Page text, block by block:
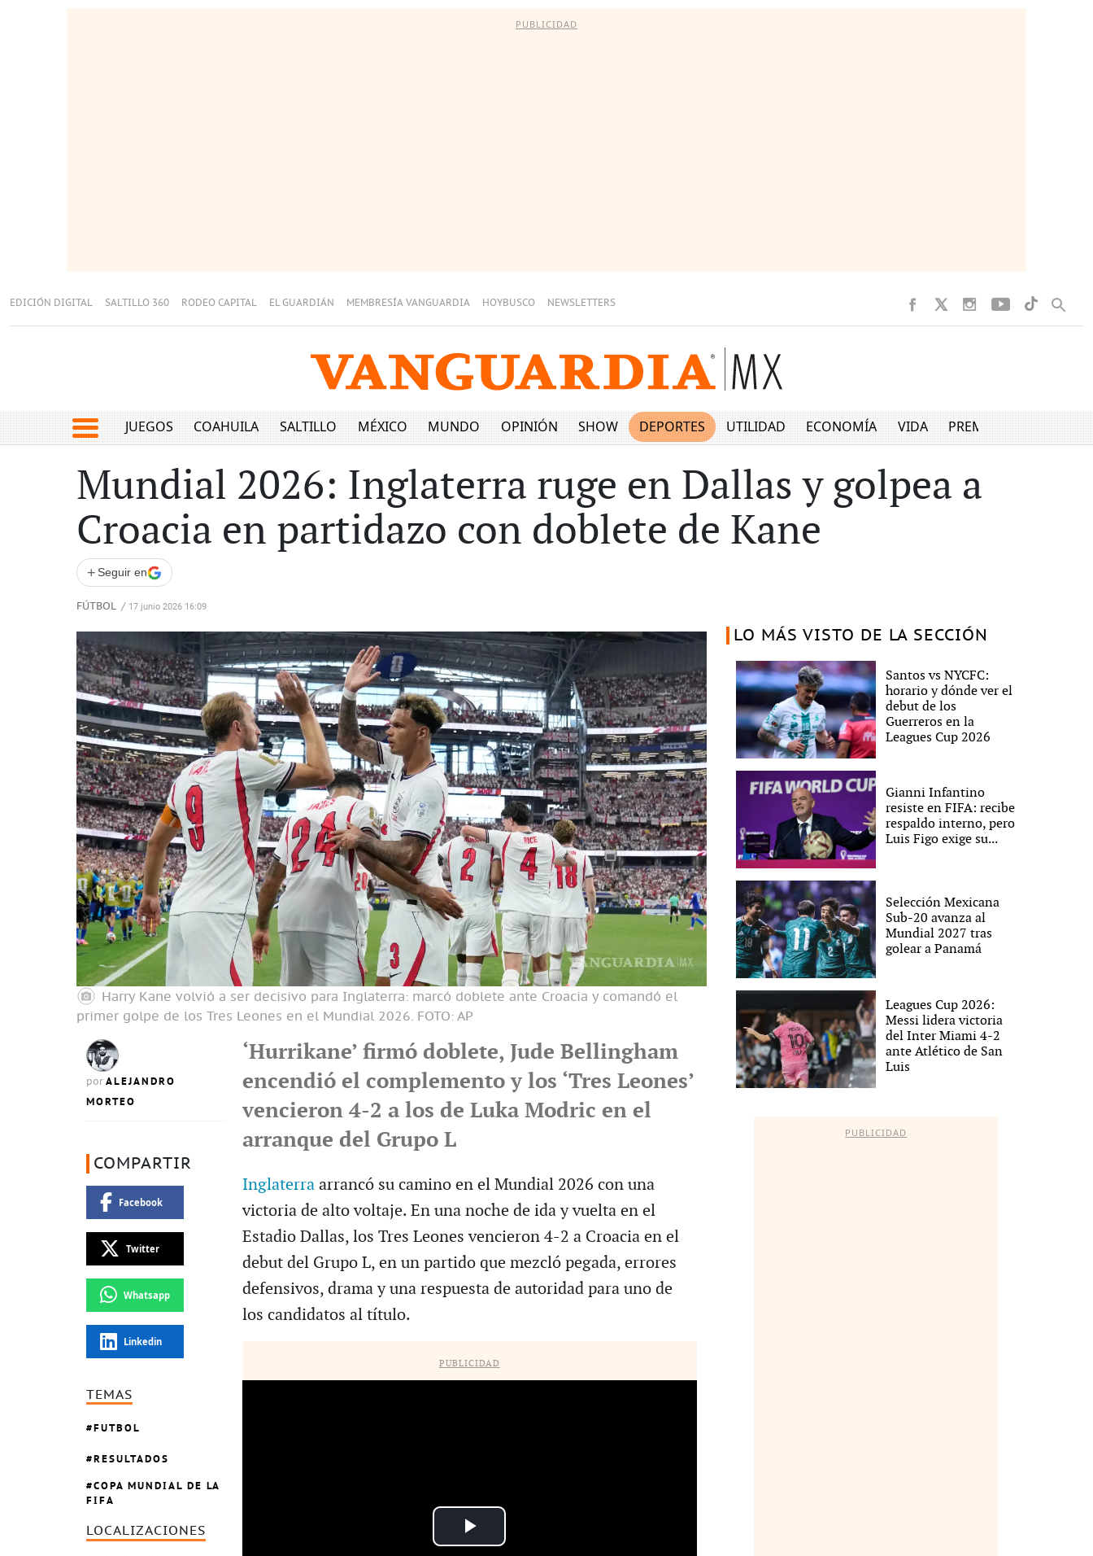
PUBLICIDAD
EDICIÓN DIGITAL SALTILLO 360 RODEO CAPITAL EL GUARDIÁN MEMBRESÍA VANGUARDIA HOYBUSCO NEWSLETTERS
JUEGOS COAHUILA SALTILLO MÉXICO MUNDO OPINIÓN SHOW DEPORTES UTILIDAD ECONOMÍA VIDA PREMIUM
Mundial 2026: Inglaterra ruge en Dallas y golpea a
Croacia en partidazo con doblete de Kane
+ Seguir en
FÚTBOL / 17 junio 2026 16:09
Harry Kane volvió a ser decisivo para Inglaterra: marcó doblete ante Croacia y comandó el
primer golpe de los Tres Leones en el Mundial 2026. FOTO: AP
por ALEJANDRO
MORTEO
COMPARTIR
Facebook
Twitter
Whatsapp
Linkedin
TEMAS
FUTBOL
RESULTADOS
COPA MUNDIAL DE LA
FIFA
LOCALIZACIONES
‘Hurrikane’ firmó doblete, Jude Bellingham
encendió el complemento y los ‘Tres Leones’
vencieron 4-2 a los de Luka Modric en el
arranque del Grupo L
Inglaterra arrancó su camino en el Mundial 2026 con una
victoria de alto voltaje. En una noche de ida y vuelta en el
Estadio Dallas, los Tres Leones vencieron 4-2 a Croacia en el
debut del Grupo L, en un partido que mezcló pegada, errores
defensivos, drama y una respuesta de autoridad para uno de
los candidatos al título.
PUBLICIDAD
LO MÁS VISTO DE LA SECCIÓN
Santos vs NYCFC:
horario y dónde ver el
debut de los
Guerreros en la
Leagues Cup 2026
Gianni Infantino
resiste en FIFA: recibe
respaldo interno, pero
Luis Figo exige su...
Selección Mexicana
Sub-20 avanza al
Mundial 2027 tras
golear a Panamá
Leagues Cup 2026:
Messi lidera victoria
del Inter Miami 4-2
ante Atlético de San
Luis
PUBLICIDAD